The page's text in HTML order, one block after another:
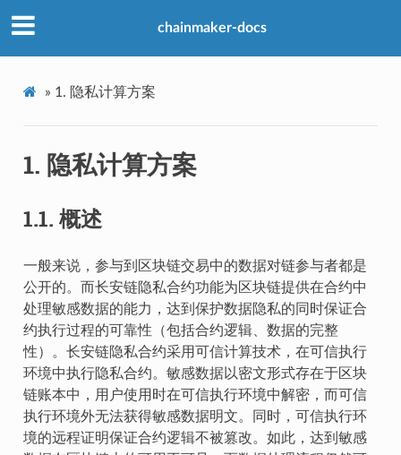
chainmaker-docs
» 1. 隐私计算方案
1. 隐私计算方案
1.1. 概述
一般来说，参与到区块链交易中的数据对链参与者都是
公开的。而长安链隐私合约功能为区块链提供在合约中
处理敏感数据的能力，达到保护数据隐私的同时保证合
约执行过程的可靠性（包括合约逻辑、数据的完整
性）。长安链隐私合约采用可信计算技术，在可信执行
环境中执行隐私合约。敏感数据以密文形式存在于区块
链账本中，用户使用时在可信执行环境中解密，而可信
执行环境外无法获得敏感数据明文。同时，可信执行环
境的远程证明保证合约逻辑不被篡改。如此，达到敏感